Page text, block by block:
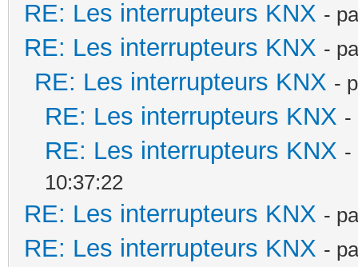
RE: Les interrupteurs KNX -
RE: Les interrupteurs KNX -
RE: Les interrupteurs KNX -
RE: Les interrupteurs KNX -
RE: Les interrupteurs KNX -
10:37:22
RE: Les interrupteurs KNX -
RE: Les interrupteurs KNX -